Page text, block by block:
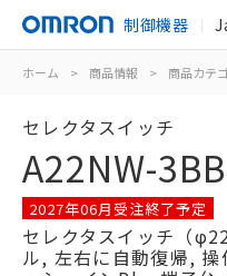
制御機器
ホーム > 商品情報 > 商品カテ
セレクタスイッチ
A22NW-
2027年06月受注終了予定
セレクタスイッチ（
ル, 左右に自動復帰,